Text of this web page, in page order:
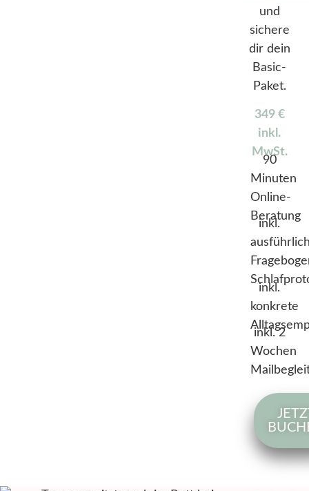
und
sichere
dir dein
Basic-
Paket.
349 €
inkl.
MwSt.
90
Minuten
Online-
Beratung
inkl.
inkl.
konkrete
inkl. 2
Wochen